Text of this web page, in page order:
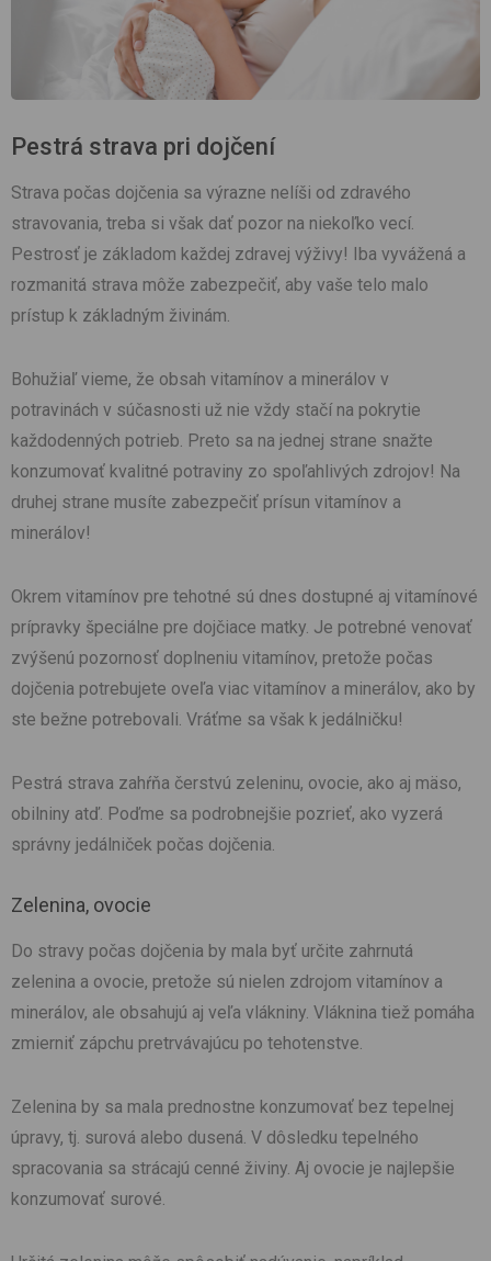
Pestrá strava pri dojčení
Strava počas dojčenia sa výrazne nelíši od zdravého
stravovania, treba si však dať pozor na niekoľko vecí.
Pestrosť je základom každej zdravej výživy! Iba vyvážená a
rozmanitá strava môže zabezpečiť, aby vaše telo malo
prístup k základným živinám.
Bohužiaľ vieme, že obsah vitamínov a minerálov v
potravinách v súčasnosti už nie vždy stačí na pokrytie
každodenných potrieb. Preto sa na jednej strane snažte
konzumovať kvalitné potraviny zo spoľahlivých zdrojov! Na
druhej strane musíte zabezpečiť prísun vitamínov a
minerálov!
Okrem vitamínov pre tehotné sú dnes dostupné aj vitamínové
prípravky špeciálne pre dojčiace matky. Je potrebné venovať
zvýšenú pozornosť doplneniu vitamínov, pretože počas
dojčenia potrebujete oveľa viac vitamínov a minerálov, ako by
ste bežne potrebovali. Vráťme sa však k jedálničku!
Pestrá strava zahŕňa čerstvú zeleninu, ovocie, ako aj mäso,
obilniny atď. Poďme sa podrobnejšie pozrieť, ako vyzerá
správny jedálniček počas dojčenia.
Zelenina, ovocie
Do stravy počas dojčenia by mala byť určite zahrnutá
zelenina a ovocie, pretože sú nielen zdrojom vitamínov a
minerálov, ale obsahujú aj veľa vlákniny. Vláknina tiež pomáha
zmierniť zápchu pretrvávajúcu po tehotenstve.
Zelenina by sa mala prednostne konzumovať bez tepelnej
úpravy, tj. surová alebo dusená. V dôsledku tepelného
spracovania sa strácajú cenné živiny. Aj ovocie je najlepšie
konzumovať surové.